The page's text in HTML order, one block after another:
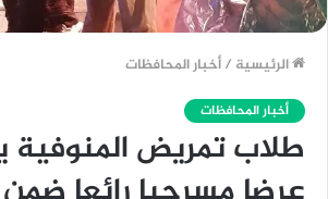
الرئيسية /أخبار المحافظات
أخبار المحافظات
طلاب تمريض المنوفية